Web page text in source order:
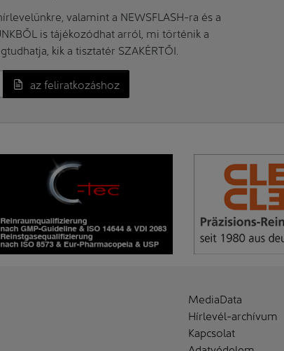
valamint a NEWSFLASH-ra és a
is tájékozódhat arról, mi történik a
kik a tisztatér SZAKÉRTŐI.
az feliratkozáshoz
MediaData
Hírlevél-archívum
Kapcsolat